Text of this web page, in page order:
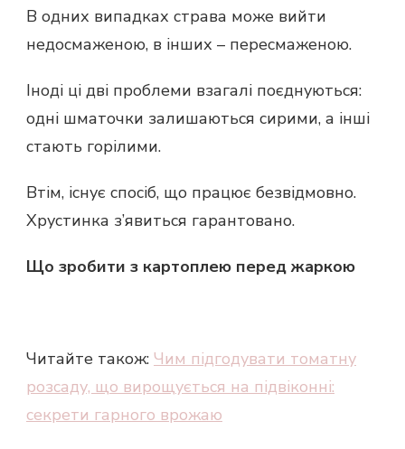
В одних випадках страва може вийти
недосмаженою, в інших – пересмаженою.
Іноді ці дві проблеми взагалі поєднуються:
одні шматочки залишаються сирими, а інші
стають горілими.
Втім, існує спосіб, що працює безвідмовно.
Хрустинка з’явиться гарантовано.
Що зробити з картоплею перед жаркою
Читайте також: Чим підгодувати томатну
розсаду, що вирощується на підвіконні:
секрети гарного врожаю